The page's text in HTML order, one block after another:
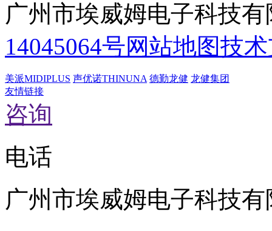
广州市埃威姆电子科技
14045064号网站地图技
美派MIDIPLUS 声优诺THINUNA 德勤龙健 龙健集团
友情链接
咨询
电话
广州市埃威姆电子科技